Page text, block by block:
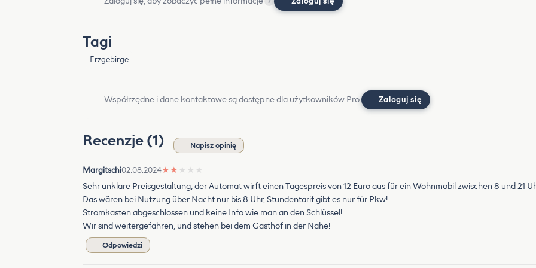
Tagi
Erzgebirge
Współrzędne i dane kontaktowe są dostępne dla użytkowników Pro. Zaloguj się
Recenzje (1) Napisz opinię
Margitschi02.08.2024★ ★ ★ ★ ★
Sehr unklare Preisgestaltung, der Automat wirft einen Tagespreis von 12 Euro aus für ein Wohnmobil zwischen 8 und 21
Das wären bei Nutzung über Nacht nur bis 8 Uhr, Stundentarif gibt es nur für Pkw!
Stromkasten abgeschlossen und keine Info wie man an den Schlüssel!
Wir sind weitergefahren, und stehen bei dem Gasthof in der Nähe!
Odpowiedzi